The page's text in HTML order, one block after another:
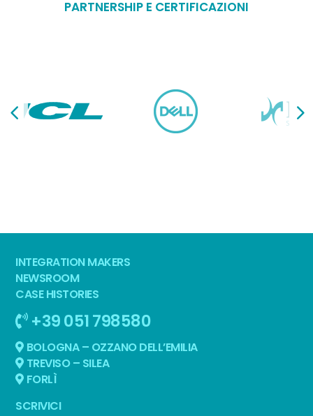
PARTNERSHIP E CERTIFICAZIONI
INTEGRATION MAKERS
NEWSROOM
CASE HISTORIES
+39 051 798580
BOLOGNA – OZZANO DELL’EMILIA
TREVISO – SILEA
FORLÌ
SCRIVICI